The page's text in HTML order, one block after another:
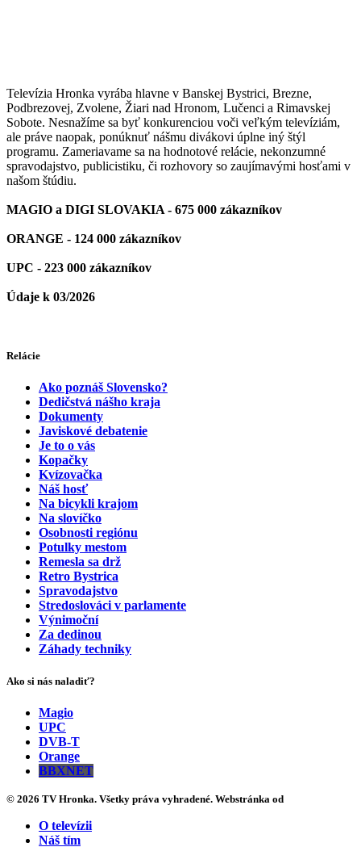
Televízia Hronka vyrába hlavne v Banskej Bystrici, Brezne,
Podbrezovej, Zvolene, Žiari nad Hronom, Lučenci a Rimavskej
Sobote. Nesnažíme sa byť konkurenciou voči veľkým televíziám,
ale práve naopak, ponúknuť nášmu divákovi úplne iný štýl
programu. Zameriavame sa na hodnotové relácie, nekonzumné
spravodajstvo, publicistiku, či rozhovory so zaujímavými hosťami v
našom štúdiu.
MAGIO a DIGI SLOVAKIA - 675 000 zákazníkov
ORANGE - 124 000 zákazníkov
UPC - 223 000 zákazníkov
Údaje k 03/2026
Relácie
Ako poznáš Slovensko?
Dedičstvá nášho kraja
Dokumenty
Javiskové debatenie
Je to o vás
Kopačky
Kvízovačka
Náš hosť
Na bicykli krajom
Na slovíčko
Osobnosti regiónu
Potulky mestom
Remesla sa drž
Retro Bystrica
Spravodajstvo
Stredoslováci v parlamente
Výnimoční
Za dedinou
Záhady techniky
Ako si nás naladiť?
Magio
UPC
DVB-T
Orange
BBXNET
© 2026 TV Hronka. Všetky práva vyhradené. Webstránka od
O televízii
Náš tím